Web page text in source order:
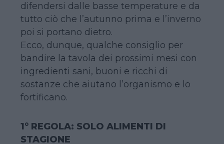
difendersi dalle basse temperature e da
tutto ciò che l’autunno prima e l’inverno
poi si portano dietro.
Ecco, dunque, qualche consiglio per
bandire la tavola dei prossimi mesi con
ingredienti sani, buoni e ricchi di
sostanze che aiutano l’organismo e lo
fortificano.
1° REGOLA: SOLO ALIMENTI DI
STAGIONE